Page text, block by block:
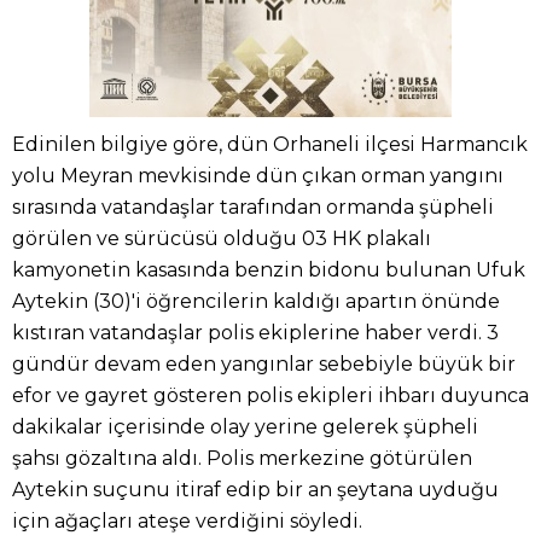
Edinilen bilgiye göre, dün Orhaneli ilçesi Harmancık
yolu Meyran mevkisinde dün çıkan orman yangını
sırasında vatandaşlar tarafından ormanda şüpheli
görülen ve sürücüsü olduğu 03 HK plakalı
kamyonetin kasasında benzin bidonu bulunan Ufuk
Aytekin (30)'i öğrencilerin kaldığı apartın önünde
kıstıran vatandaşlar polis ekiplerine haber verdi. 3
gündür devam eden yangınlar sebebiyle büyük bir
efor ve gayret gösteren polis ekipleri ihbarı duyunca
dakikalar içerisinde olay yerine gelerek şüpheli
şahsı gözaltına aldı. Polis merkezine götürülen
Aytekin suçunu itiraf edip bir an şeytana uyduğu
için ağaçları ateşe verdiğini söyledi.